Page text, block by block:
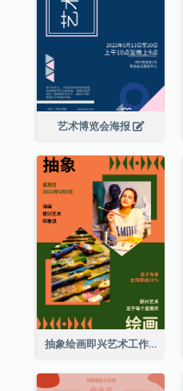
艺术博览会海报
抽象绘画即兴艺术工作坊海报